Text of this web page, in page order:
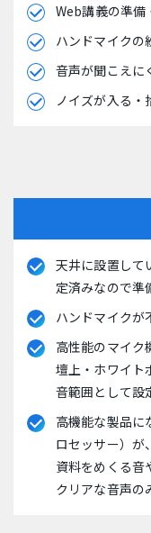
Web講義の準備
ハンドマイクの
音声が聞こえに
ノイズが入る・
天井に設置して
定済みなので準
ハンドマイクが
高性能のマイク
壇上・ホワイト
音範囲として設
高機能な製品に
ロセッサー）が
資料をめくる音
クリアな音声の